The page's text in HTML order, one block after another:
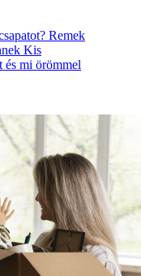
Remek
Kis
és mi örömmel